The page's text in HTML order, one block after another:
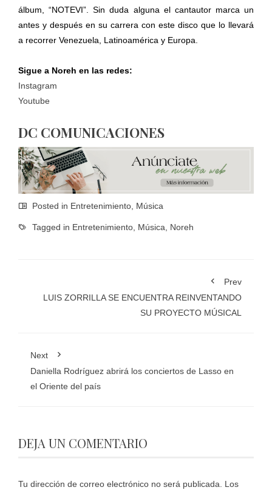
álbum, “NOTEVI”. Sin duda alguna el cantautor marca un
antes y después en su carrera con este disco que lo llevará
a recorrer Venezuela, Latinoamérica y Europa.
Sigue a Noreh en las redes:
Instagram
Youtube
DC COMUNICACIONES
Posted in Entretenimiento Música
Tagged in Entretenimiento Música Noreh
Prev
LUIS ZORRILLA SE ENCUENTRA REINVENTANDO
SU PROYECTO MÚSICAL
Next
Daniella Rodríguez abrirá los conciertos de Lasso en
el Oriente del país
DEJA UN COMENTARIO
Tu dirección de correo electrónico no será publicada.
Los